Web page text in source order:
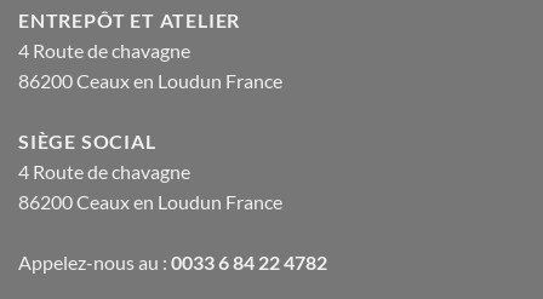
ENTREPÔT ET ATELIER
4 Route de chavagne
86200 Ceaux en Loudun France
SIÈGE SOCIAL
4 Route de chavagne
86200 Ceaux en Loudun France
Appelez-nous au : 0033 6 84 22 4782